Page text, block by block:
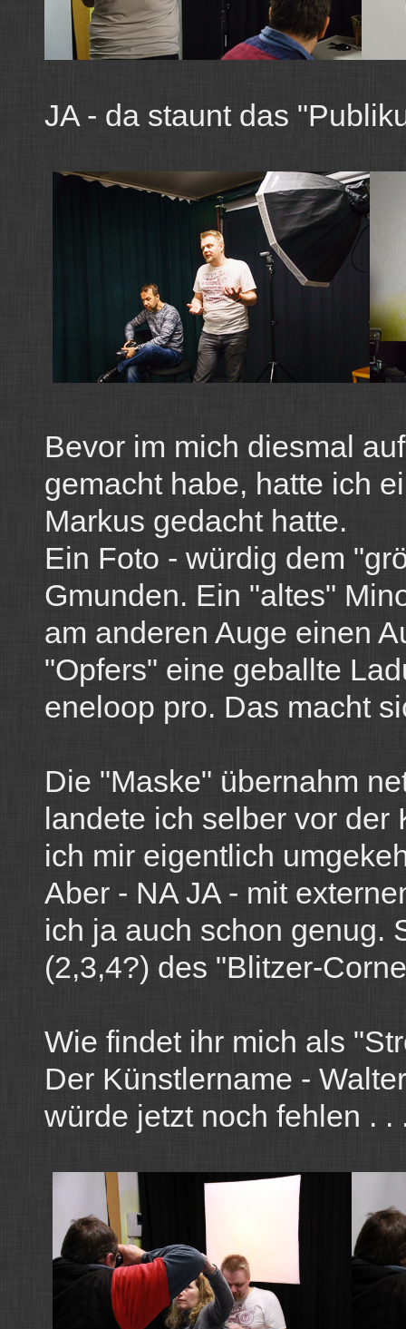
JA - da staunt das
Bevor im mich diesmal
gemacht habe, hatte ich
Markus gedacht hatte.
Ein Foto - würdig dem
Gmunden. Ein "altes"
am anderen Auge einen
"Opfers" eine geballte
eneloop pro. Das macht
Die "Maske" übernahm
landete ich selber vor der
ich mir eigentlich
Aber - NA JA - mit
ich ja auch schon genug.
(2,3,4?) des "Blitzer-
Wie findet ihr mich als
Der Künstlername -
würde jetzt noch fehlen . .